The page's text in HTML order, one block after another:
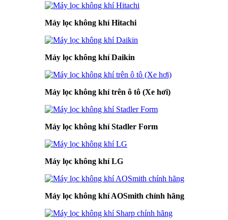
Máy lọc không khí Hitachi
Máy lọc không khí Daikin
Máy lọc không khí trên ô tô (Xe hơi)
Máy lọc không khí Stadler Form
Máy lọc không khí LG
Máy lọc không khí AOSmith chính hãng